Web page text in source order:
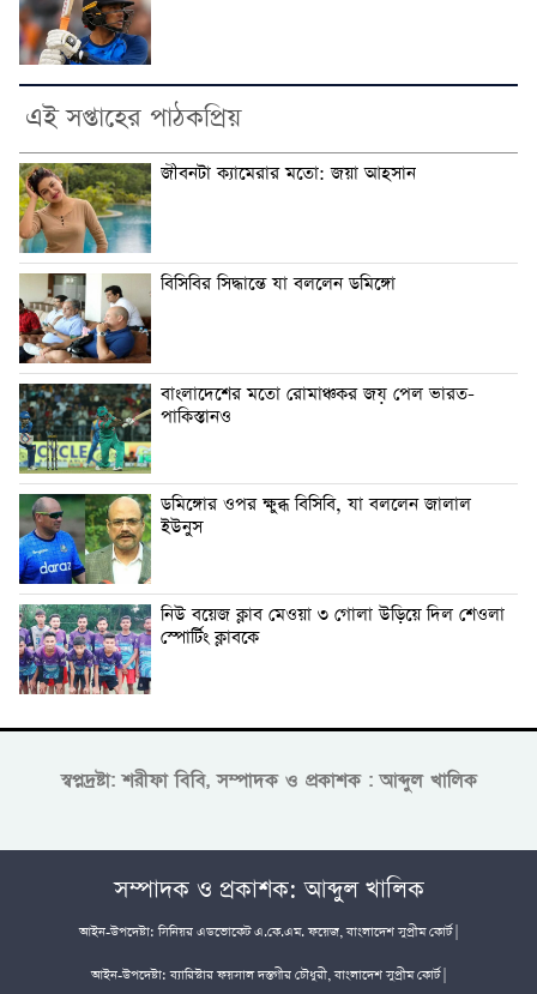
এই সপ্তাহের পাঠকপ্রিয়
জীবনটা ক্যামেরার মতো: জয়া আহসান
বিসিবির সিদ্ধান্তে যা বললেন ডমিঙ্গো
বাংলাদেশের মতো রোমাঞ্চকর জয় পেল ভারত-
পাকিস্তানও
ডমিঙ্গোর ওপর ক্ষুব্ধ বিসিবি, যা বললেন জালাল
ইউনুস
নিউ বয়েজ ক্লাব মেওয়া ৩ গোলা উড়িয়ে দিল শেওলা
স্পোর্টিং ক্লাবকে
স্বপ্নদ্রষ্টা: শরীফা বিবি, সম্পাদক ও প্রকাশক : আব্দুল খালিক
সম্পাদক ও প্রকাশক: আব্দুল খালিক
আইন-উপদেষ্টা: সিনিয়র এডভোকেট এ.কে.এম. ফয়েজ, বাংলাদেশ সুপ্রীম কোর্ট |
আইন-উপদেষ্টা: ব্যারিস্টার ফয়সাল দস্তগীর চৌধুরী, বাংলাদেশ সুপ্রীম কোর্ট |